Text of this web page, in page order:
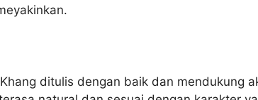
ditulis dengan baik dan mendukung